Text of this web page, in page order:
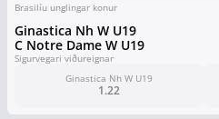
Brasilíu unglingar konur
Ginastica Nh W U19
C Notre Dame W U19
Sigurvegari viðureignar
Ginastica Nh W U19
1.22